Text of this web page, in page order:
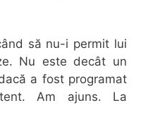
să nu-i permit lui
Nu este decât un
a fost programat
Am ajuns. La